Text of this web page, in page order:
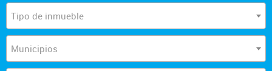
Tipo de inmueble
Municipios